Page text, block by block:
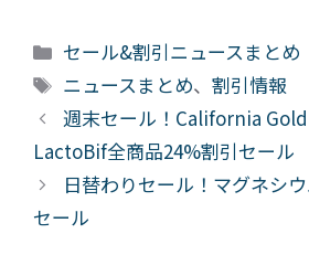
カ
テ
ゴ
リ
ー
セール&割引ニュースまとめ
タ
グ
ニュースまとめ、割引情報
週末セール！California
LactoBif全商品24%割引セール
日替わりセール！マグネシ
セール